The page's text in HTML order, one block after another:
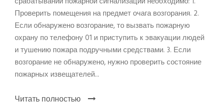
Проверить помещения на предмет очага возгорания. 2.
Если обнаружено возгорание, то вызвать пожарную
охрану по телефону 01 и приступить к эвакуации людей
и тушению пожара подручными средствами. 3. Если
возгорание не обнаружено, нужно проверить состояние
пожарных извещателей...
Читать полностью